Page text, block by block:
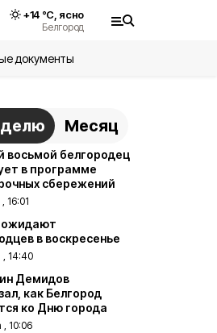
+14°С, ясно
Белгород
документы
Месяц
восьмой белгородец
в программе
сбережений
16:01
в воскресенье
, 14:40
Демидов
как Белгород
ко Дню города
, 10:06